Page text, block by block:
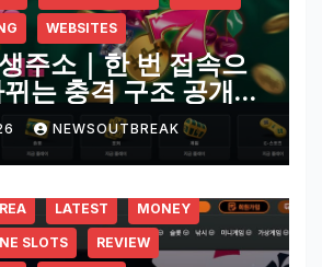
WEBSITES
주소｜한 번 접속으
는 충격 구조 공개…
토 실체 리뷰
NEWSOUTBREAK
LATEST MONEY
SLOTS REVIEW